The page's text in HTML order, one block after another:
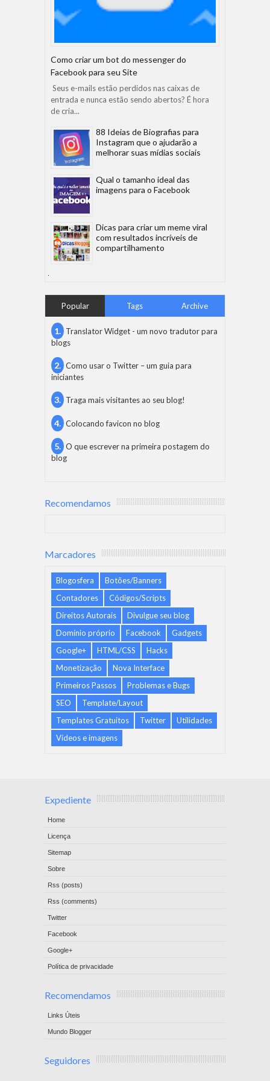
Como criar um bot do messenger do
Facebook para seu Site
Seus e-mails estão perdidos nas caixas de
entrada e nunca estão sendo abertos? É hora
de cria...
88 Ideias de Biografias para
Instagram que o ajudarão a
melhorar suas mídias sociais
Qual o tamanho ideal das
imagens para o Facebook
Dicas para criar um meme viral
com resultados incríveis de
compartilhamento
Popular Tags Archive
Translator Widget - um novo tradutor para
blogs
Como usar o Twitter – um guia para
iniciantes
Traga mais visitantes ao seu blog!
Colocando favicon no blog
O que escrever na primeira postagem do
blog
Recomendamos
Marcadores
Blogosfera
Botões/Banners
Contadores
Códigos/Scripts
Direitos Autorais
Divulgue seu blog
Domínio próprio
Facebook
Gadgets
Google+
HTML/CSS
Hacks
Monetização
Nova Interface
Primeiros Passos
Problemas e Bugs
SEO
Template/Layout
Templates Gratuitos
Twitter
Utilidades
Vídeos e imagens
Expediente
Home
Licença
Sitemap
Sobre
Rss (posts)
Rss (comments)
Twitter
Facebook
Google+
Política de privacidade
Recomendamos
Links Úteis
Mundo Blogger
Seguidores